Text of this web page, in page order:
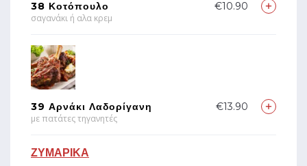
38 Κοτόπουλο
σαγανάκι ή αλα κρεμ
€10.90
39 Αρνάκι Λαδορίγανη
με πατάτες τηγανητές
€13.90
ΖΥΜΑΡΙΚΑ